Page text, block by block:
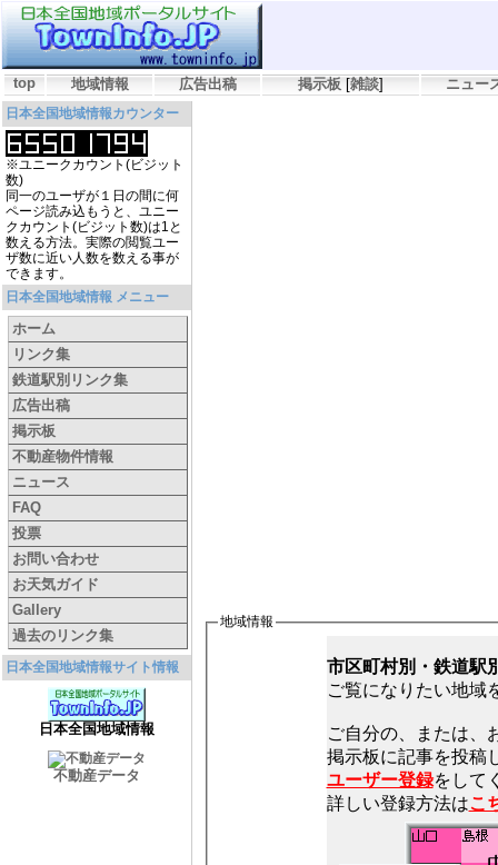
top 地域情報 広告出稿 掲示板 [雑談] ニュー
日本全国地域情報カウンター
※ユニークカウント(ビジット
数)
同一のユーザが１日の間に何
ページ読み込もうと、ユニー
クカウント(ビジット数)は1と
数える方法。実際の閲覧ユー
ザ数に近い人数を数える事が
できます。
日本全国地域情報 メニュー
ホーム
リンク集
鉄道駅別リンク集
広告出稿
掲示板
不動産物件情報
ニュース
FAQ
投票
お問い合わせ
お天気ガイド
Gallery
過去のリンク集
日本全国地域情報サイト情報
日本全国地域情報
不動産データ
地域情報
市区町村別・鉄道駅
ご覧になりたい地域
ご自分の、または、
ユーザー登録をして
詳しい登録方法はこ